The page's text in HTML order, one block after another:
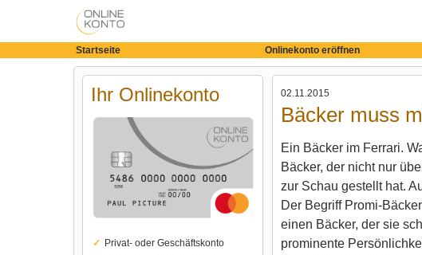
Startseite Onlinekonto eröffnen
Ihr Onlinekonto
Privat- oder Geschäftskonto
02.11.2015
Bäcker muss
Ein Bäcker im Ferrari.
Bäcker, der nicht nur
zur Schau gestellt hat.
Der Begriff Promi-
einen Bäcker, der sie
prominente